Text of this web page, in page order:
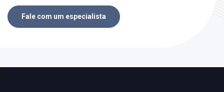
Fale com um especialista